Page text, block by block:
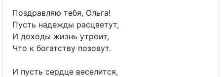
Поздравляю тебя, Ольга!
Пусть надежды расцветут,
И доходы жизнь утроит,
Что к богатству позовут.
И пусть сердце веселится,